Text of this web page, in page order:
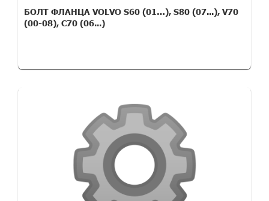
БОЛТ ФЛАНЦА VOLVO S60 (01…), S80 (07...), V70
(00-08), C70 (06...)